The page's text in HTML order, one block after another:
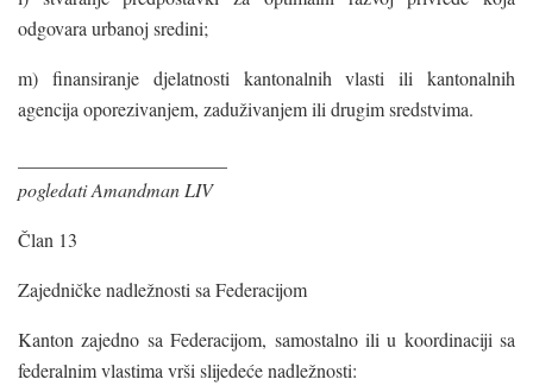
odgovara urbanoj sredini;
m) finansiranje djelatnosti kantonalnih vlasti ili kantonalnih
agencija oporezivanjem, zaduživanjem ili drugim sredstvima.
pogledati Amandman LIV
Član 13
Zajedničke nadležnosti sa Federacijom
Kanton zajedno sa Federacijom, samostalno ili u koordinaciji sa
federalnim vlastima vrši slijedeće nadležnosti: